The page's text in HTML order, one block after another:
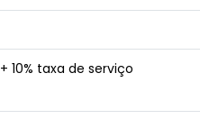
+ 10% taxa de serviço